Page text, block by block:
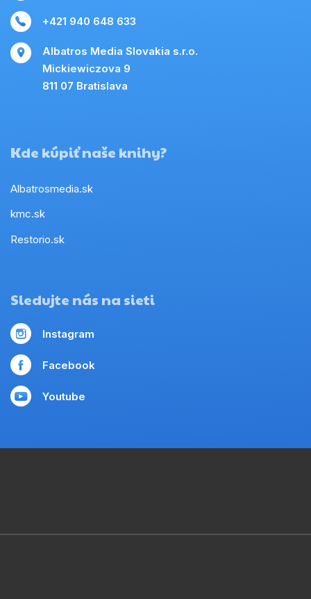
+421 940 648 633
Albatros Media Slovakia s.r.o.
Mickiewiczova 9
811 07 Bratislava
Kde kúpiť naše knihy?
Albatrosmedia.sk
kmc.sk
Restorio.sk
Sledujte nás na sieti
Instagram
Facebook
Youtube